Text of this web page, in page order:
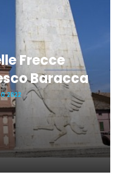
Frecce
Baracca
2022